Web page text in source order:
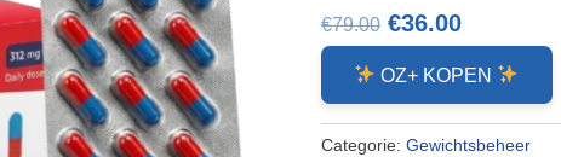
€79.00 Oorspronkelijke
€79.00.
€36.00Huidige
€36.00.
OZ+ KOPEN
Categorie:Gewichtsbeheer